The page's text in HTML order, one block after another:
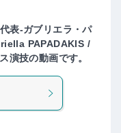
表-ガブリエラ・パ
PAPADAKIS /
演技の動画です。